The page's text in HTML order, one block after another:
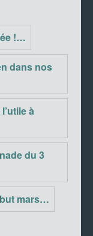
!…
dans nos
à
du 3
mars…